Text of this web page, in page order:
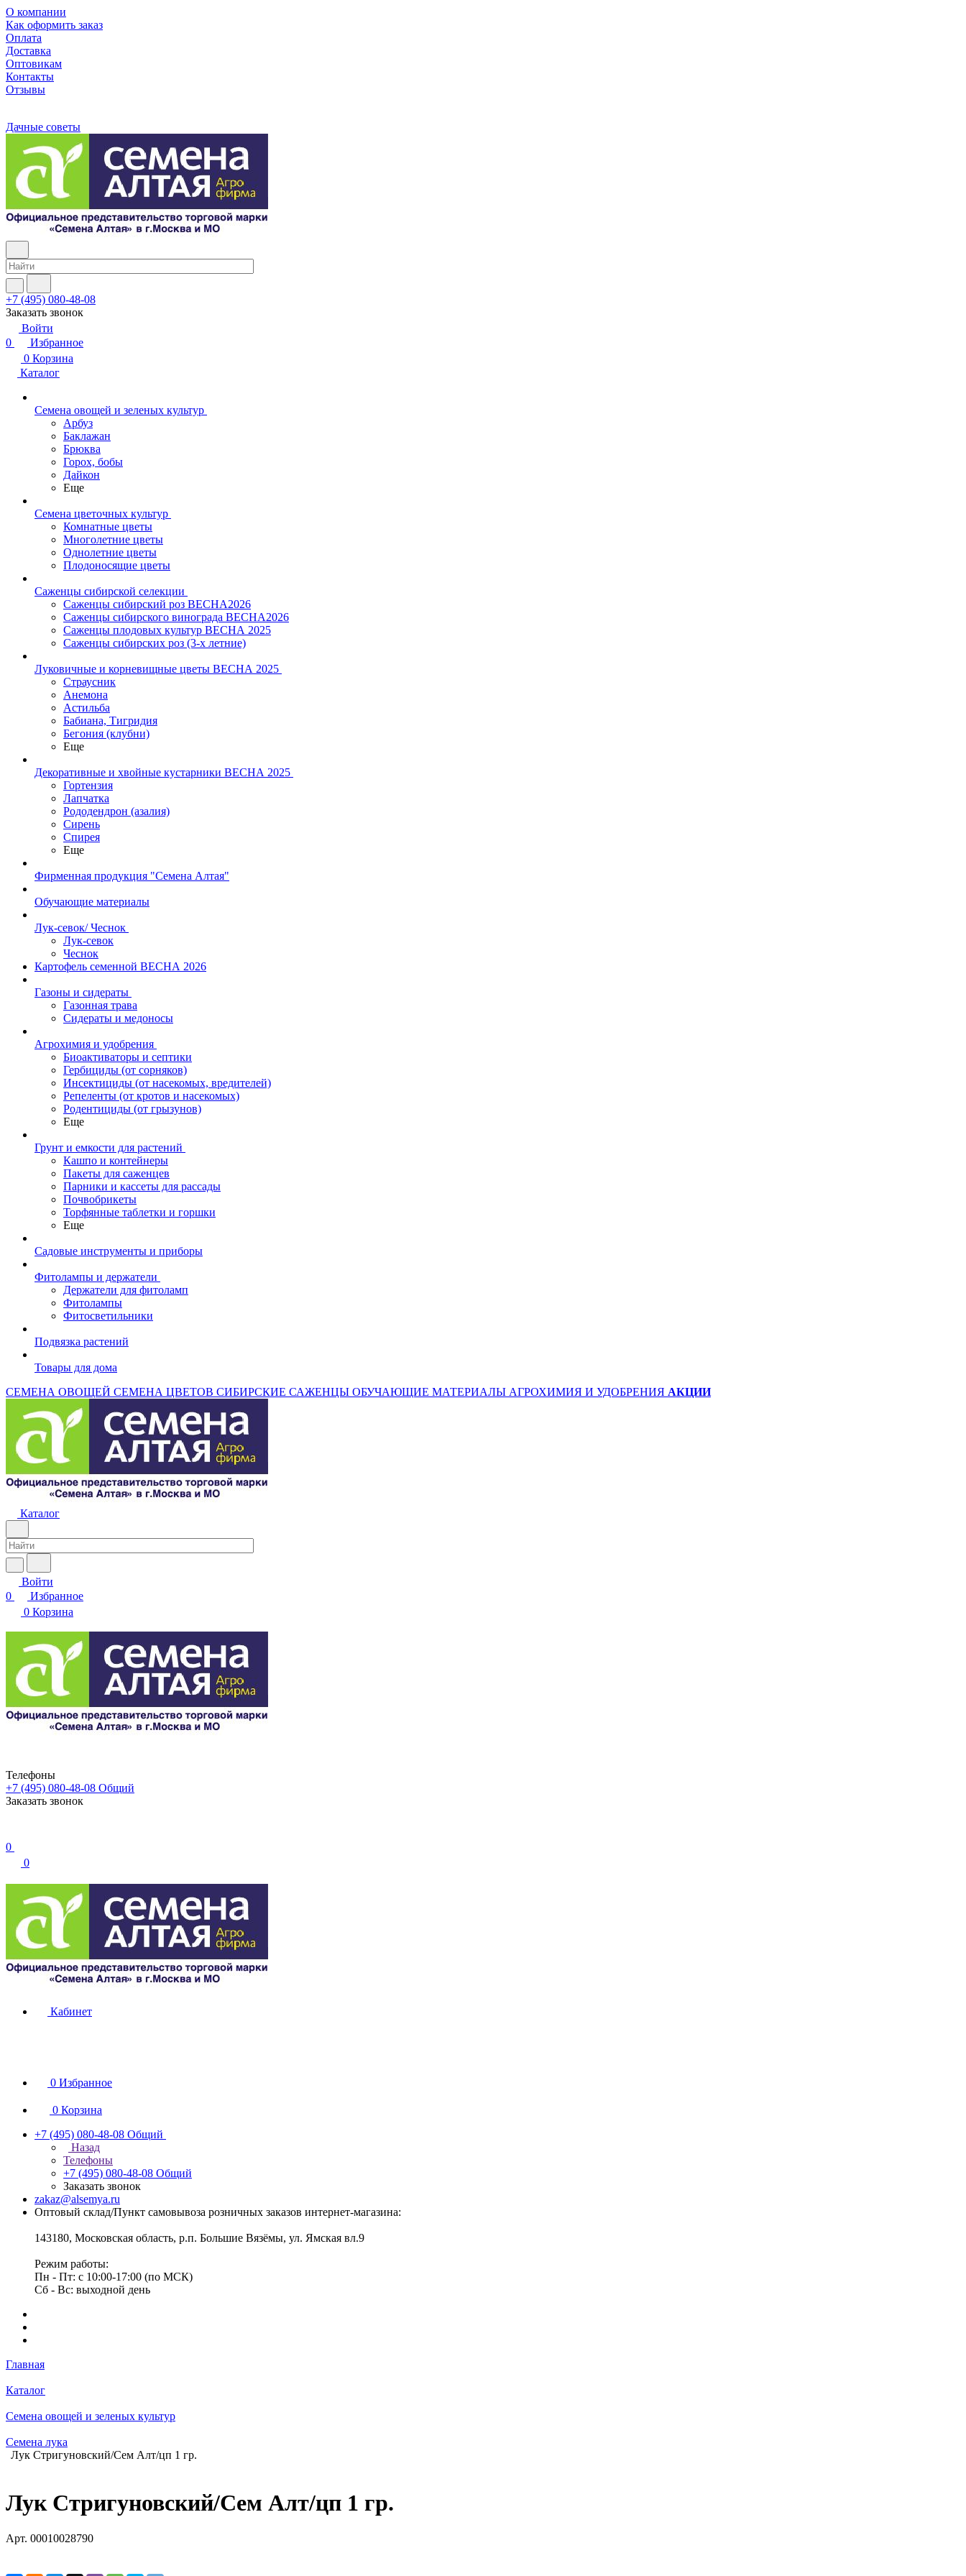
О компании
Как оформить заказ
Оплата
Доставка
Оптовикам
Контакты
Отзывы
Дачные советы
+7 (495) 080-48-08
Заказать звонок
Войти
0
Избранное
0 Корзина
Каталог
Семена овощей и зеленых культур
Арбуз
Баклажан
Брюква
Горох, бобы
Дайкон
Еще
Семена цветочных культур
Комнатные цветы
Многолетние цветы
Однолетние цветы
Плодоносящие цветы
Саженцы сибирской селекции
Саженцы сибирский роз ВЕСНА2026
Саженцы сибирского винограда ВЕСНА2026
Саженцы плодовых культур ВЕСНА 2025
Саженцы сибирских роз (3-х летние)
Луковичные и корневищные цветы ВЕСНА 2025
Страусник
Анемона
Астильба
Бабиана, Тигридия
Бегония (клубни)
Еще
Декоративные и хвойные кустарники ВЕСНА 2025
Гортензия
Лапчатка
Рододендрон (азалия)
Сирень
Спирея
Еще
Фирменная продукция "Семена Алтая"
Обучающие материалы
Лук-севок/ Чеснок
Лук-севок
Чеснок
Картофель семенной ВЕСНА 2026
Газоны и сидераты
Газонная трава
Сидераты и медоносы
Агрохимия и удобрения
Биоактиваторы и септики
Гербициды (от сорняков)
Инсектициды (от насекомых, вредителей)
Репеленты (от кротов и насекомых)
Родентициды (от грызунов)
Еще
Грунт и емкости для растений
Кашпо и контейнеры
Пакеты для саженцев
Парники и кассеты для рассады
Почвобрикеты
Торфянные таблетки и горшки
Еще
Садовые инструменты и приборы
Фитолампы и держатели
Держатели для фитоламп
Фитолампы
Фитосветильники
Подвязка растений
Товары для дома
СЕМЕНА ОВОЩЕЙ СЕМЕНА ЦВЕТОВ СИБИРСКИЕ САЖЕНЦЫ ОБУЧАЮЩИЕ МАТЕРИАЛЫ АГРОХИМИЯ И УДОБРЕНИЯ АКЦИИ
Каталог
Войти
0
Избранное
0 Корзина
Телефоны
+7 (495) 080-48-08 Общий
Заказать звонок
0
0
Кабинет
0 Избранное
0 Корзина
+7 (495) 080-48-08 Общий
Назад
Телефоны
+7 (495) 080-48-08 Общий
Заказать звонок
zakaz@alsemya.ru
Оптовый склад/Пункт самовывоза розничных заказов интернет-магазина:
143180, Московская область, р.п. Большие Вязёмы, ул. Ямская вл.9
Режим работы:
Пн - Пт: с 10:00-17:00 (по МСК)
Сб - Вс: выходной день
Главная
Каталог
Семена овощей и зеленых культур
Семена лука
Лук Стригуновский/Сем Алт/цп 1 гр.
Лук Стригуновский/Сем Алт/цп 1 гр.
Арт. 00010028790